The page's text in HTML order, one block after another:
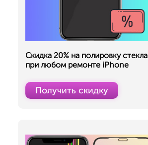
Скидка 20% на полировку стекла
при любом ремонте iPhone
Получить скидку